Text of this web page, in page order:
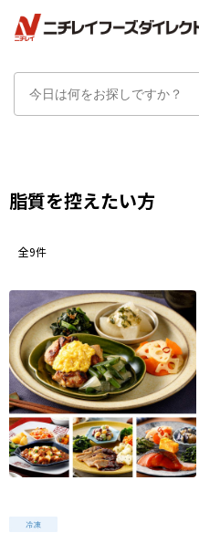
脂質を控えたい方
全9件